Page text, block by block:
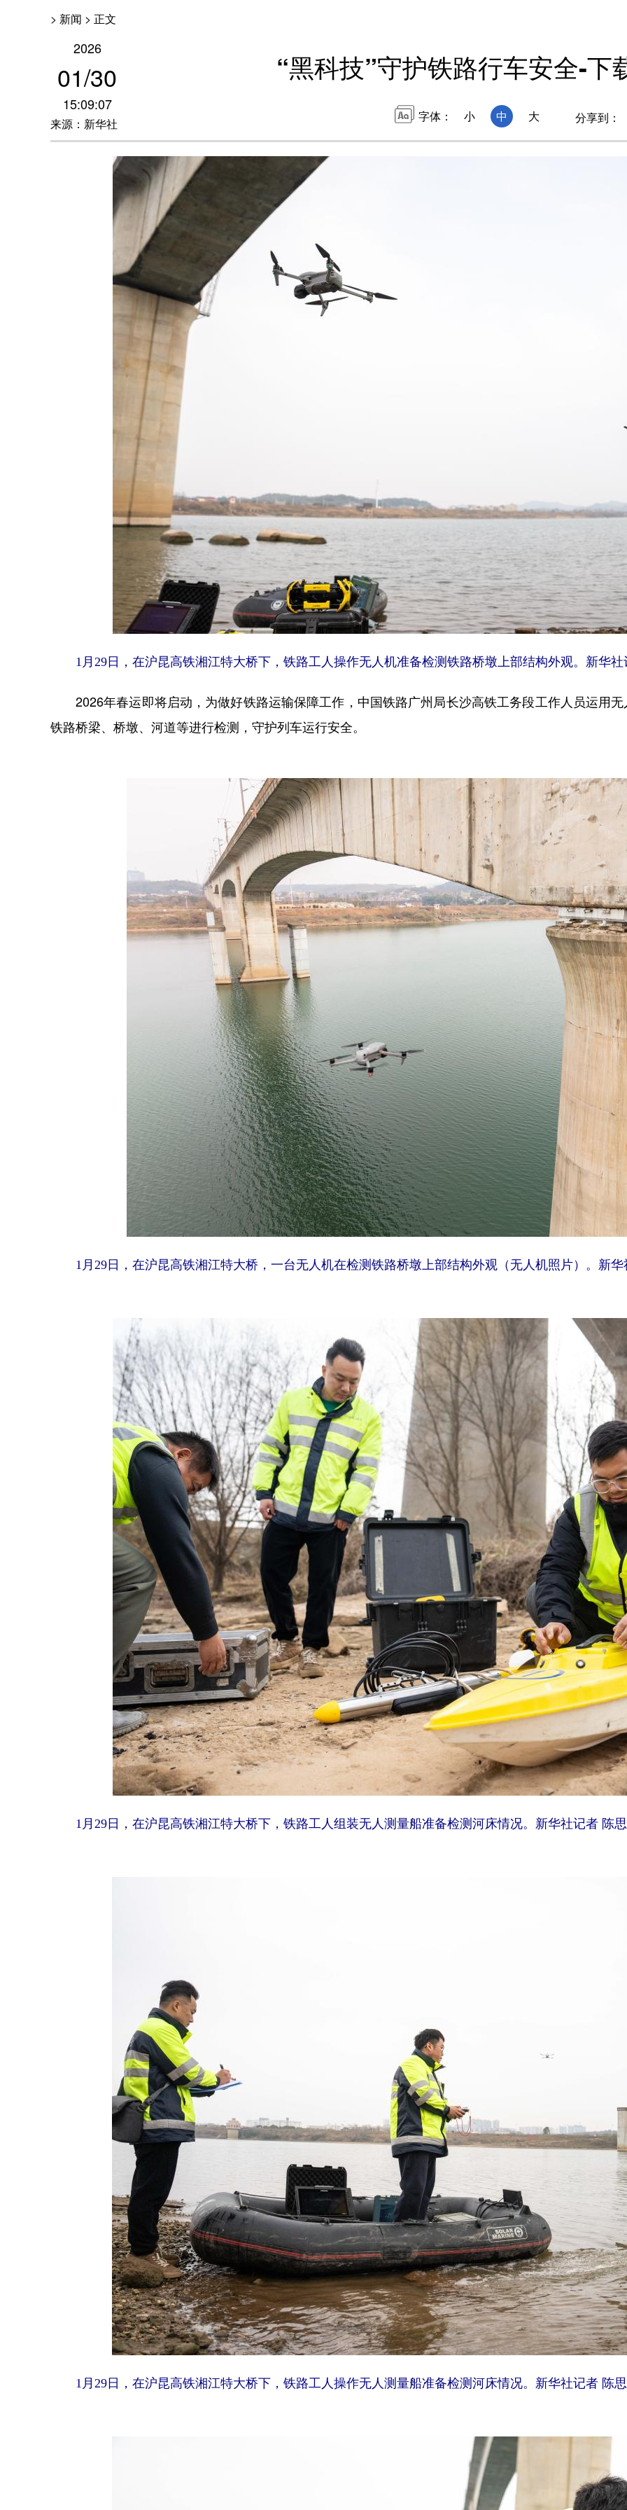
> 新闻 > 正文
2026
01/30
15:09:07
来源：新华社
“黑科技”守护铁路行车安全-下
字体： 小 中 大 分享到：
1月29日，在沪昆高铁湘江特大桥下，铁路工人操作无人机准备检测铁路桥墩上部结构外观。新华社
2026年春运即将启动，为做好铁路运输保障工作，中国铁路广州局长沙高铁工务段工作人员运用
铁路桥梁、桥墩、河道等进行检测，守护列车运行安全。
1月29日，在沪昆高铁湘江特大桥，一台无人机在检测铁路桥墩上部结构外观（无人机照片）。新
1月29日，在沪昆高铁湘江特大桥下，铁路工人组装无人测量船准备检测河床情况。新华社记者 陈
1月29日，在沪昆高铁湘江特大桥下，铁路工人操作无人测量船准备检测河床情况。新华社记者 陈